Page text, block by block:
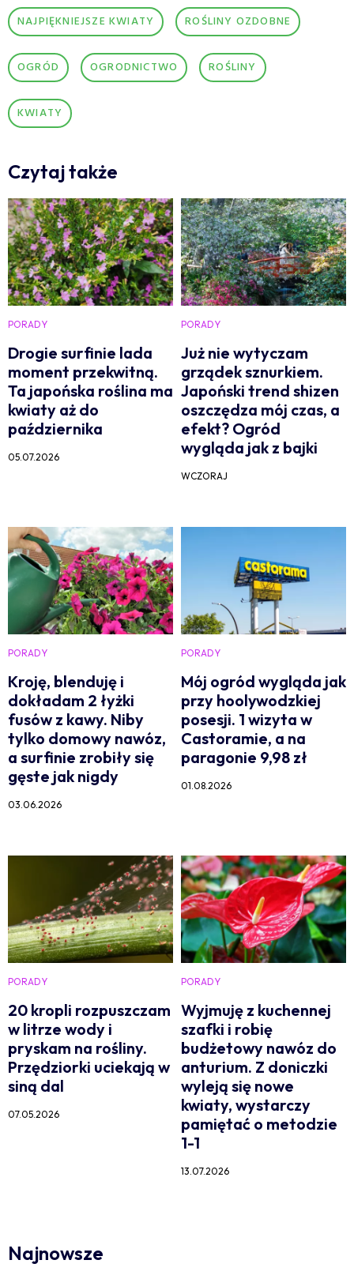
NAJPIĘKNIEJSZE KWIATY ROŚLINY OZDOBNE
OGRÓD OGRODNICTWO ROŚLINY
KWIATY
Czytaj także
PORADY
Drogie surfinie lada
moment przekwitną.
Ta japońska roślina ma
kwiaty aż do
października
05.07.2026
PORADY
Już nie wytyczam
grządek sznurkiem.
Japoński trend shizen
oszczędza mój czas, a
efekt? Ogród
wygląda jak z bajki
WCZORAJ
PORADY
Kroję, blenduję i
dokładam 2 łyżki
fusów z kawy. Niby
tylko domowy nawóz,
a surfinie zrobiły się
gęste jak nigdy
03.06.2026
PORADY
Mój ogród wygląda jak
przy hoolywodzkiej
posesji. 1 wizyta w
Castoramie, a na
paragonie 9,98 zł
01.08.2026
PORADY
20 kropli rozpuszczam
w litrze wody i
pryskam na rośliny.
Przędziorki uciekają w
siną dal
07.05.2026
PORADY
Wyjmuję z kuchennej
szafki i robię
budżetowy nawóz do
anturium. Z doniczki
wyleją się nowe
kwiaty, wystarczy
pamiętać o metodzie
1-1
13.07.2026
Najnowsze